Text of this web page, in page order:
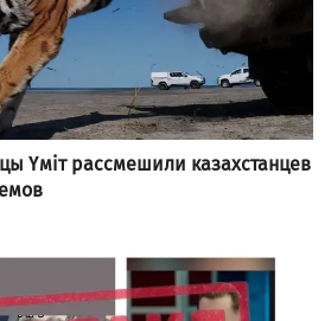
Үміт рассмешили казахстанцев